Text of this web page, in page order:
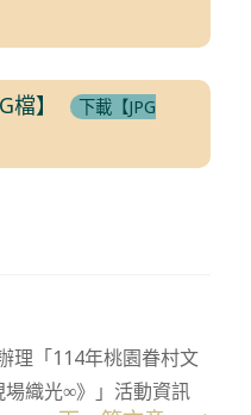
】
下載【JPG
理「114年桃園眷村文
織光∞》」活動資訊